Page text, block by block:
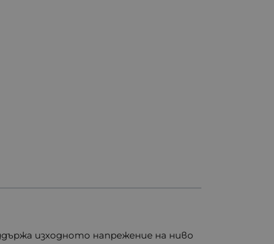
изходното напрежение на ниво